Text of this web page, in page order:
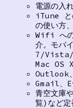
電源の入
iTune と
の使い方、
Wifi への
介。モバ
7/Vista/
Mac OS
Outlook
Gmail、
青空文庫
覧)など定